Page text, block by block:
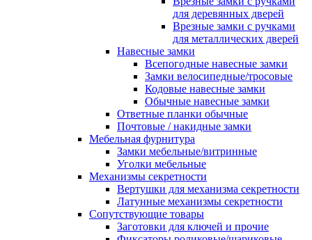
для деревянных дверей
Врезные замки с ручками
для металлических дверей
Навесные замки
Всепогодные навесные замки
Замки велосипедные/тросовые
Кодовые навесные замки
Обычные навесные замки
Ответные планки обычные
Почтовые / накидные замки
Мебельная фурнитура
Замки мебельные/витринные
Уголки мебельные
Механизмы секретности
Вертушки для механизма секретности
Латунные механизмы секретности
Сопутствующие товары
Заготовки для ключей и прочие